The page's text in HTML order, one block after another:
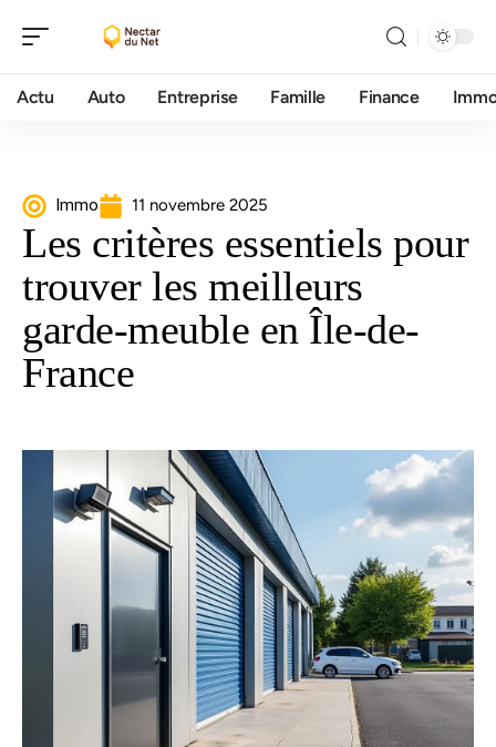
Actu Auto Entreprise Famille Finance
Immo 11 novembre 2025
Les critères essentiels pour
trouver les meilleurs
garde-meuble en Île-de-
France